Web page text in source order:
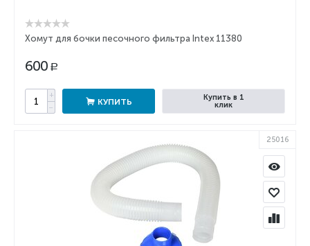
Хомут для бочки песочного фильтра Intex 11380
600 Р
+
−
КУПИТЬ
Купить в 1
клик
25016